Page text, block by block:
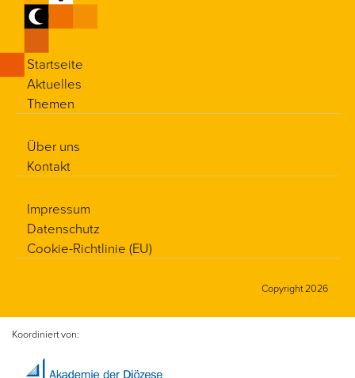
Startseite
Aktuelles
Themen
Über uns
Kontakt
Impressum
Datenschutz
Cookie-Richtlinie (EU)
Copyright 2026
Koordiniert von: